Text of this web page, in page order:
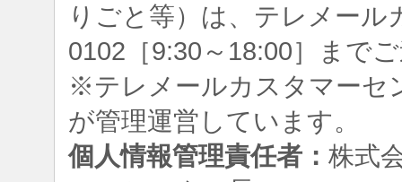
りごと等）は、テレメー
0102［9:30～18:00］まで
※テレメールカスタマーセ
が管理運営しています。
個人情報管理責任者： 株式